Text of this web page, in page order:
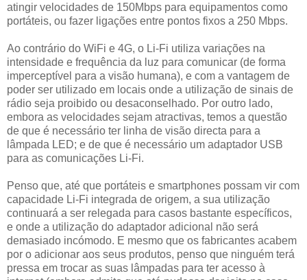
atingir velocidades de 150Mbps para equipamentos como
portáteis, ou fazer ligações entre pontos fixos a 250 Mbps.
Ao contrário do WiFi e 4G, o Li-Fi utiliza variações na
intensidade e frequência da luz para comunicar (de forma
imperceptível para a visão humana), e com a vantagem de
poder ser utilizado em locais onde a utilização de sinais de
rádio seja proibido ou desaconselhado. Por outro lado,
embora as velocidades sejam atractivas, temos a questão
de que é necessário ter linha de visão directa para a
lâmpada LED; e de que é necessário um adaptador USB
para as comunicações Li-Fi.
Penso que, até que portáteis e smartphones possam vir com
capacidade Li-Fi integrada de origem, a sua utilização
continuará a ser relegada para casos bastante específicos,
e onde a utilização do adaptador adicional não será
demasiado incómodo. E mesmo que os fabricantes acabem
por o adicionar aos seus produtos, penso que ninguém terá
pressa em trocar as suas lâmpadas para ter acesso à